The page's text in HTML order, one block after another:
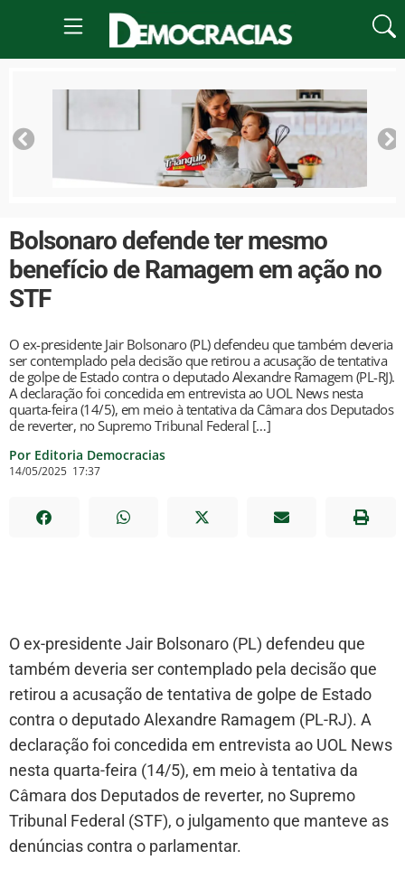
Bolsonaro defende ter mesmo
benefício de Ramagem em ação no
STF
O ex-presidente Jair Bolsonaro (PL) defendeu que também deveria
ser contemplado pela decisão que retirou a acusação de tentativa
de golpe de Estado contra o deputado Alexandre Ramagem (PL-RJ).
A declaração foi concedida em entrevista ao UOL News nesta
quarta-feira (14/5), em meio à tentativa da Câmara dos Deputados
de reverter, no Supremo Tribunal Federal […]
Por Editoria Democracias
14/05/2025 17:37
O ex-presidente Jair Bolsonaro (PL) defendeu que
também deveria ser contemplado pela decisão que
retirou a acusação de tentativa de golpe de Estado
contra o deputado Alexandre Ramagem (PL-RJ). A
declaração foi concedida em entrevista ao UOL News
nesta quarta-feira (14/5), em meio à tentativa da
Câmara dos Deputados de reverter, no Supremo
Tribunal Federal (STF), o julgamento que manteve as
denúncias contra o parlamentar.